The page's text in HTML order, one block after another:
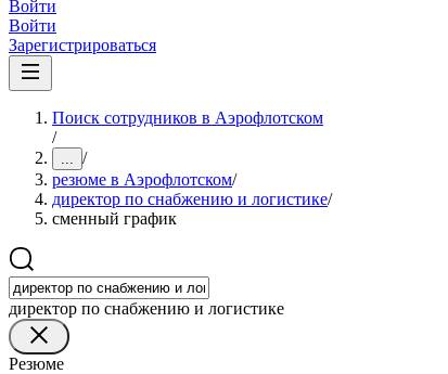
Войти
Войти
Зарегистрироваться
Поиск сотрудников в Аэрофлотском
/
... /
резюме в Аэрофлотском/
директор по снабжению и логистике/
сменный график
директор по снабжению и логистике
Резюме